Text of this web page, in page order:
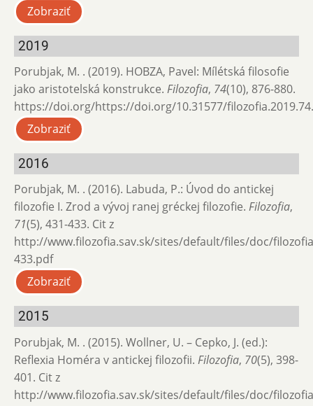
Zobraziť
2019
Porubjak, M. . (2019). HOBZA, Pavel: Mílétská filosofie
jako aristotelská konstrukce. Filozofia, 74(10), 876-880.
https://doi.org/https://doi.org/10.31577/
Zobraziť
2016
Porubjak, M. . (2016). Labuda, P.: Úvod do antickej
filozofie I. Zrod a vývoj ranej gréckej filozofie. Filozofia,
71(5), 431-433. Cit z
http://www.filozofia.sav.sk/sites/default/files/doc/
433.pdf
Zobraziť
2015
Porubjak, M. . (2015). Wollner, U. – Cepko, J. (ed.):
Reflexia Homéra v antickej filozofii. Filozofia, 70(5), 398-
401. Cit z
http://www.filozofia.sav.sk/sites/default/files/doc/